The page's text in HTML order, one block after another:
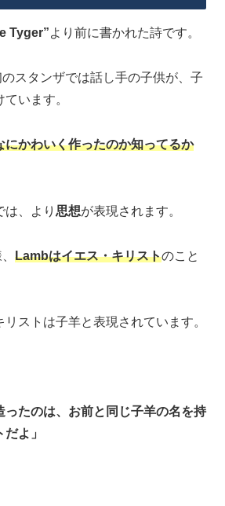
Tyger”より前に書かれた詩です。
スタンザでは話し手の子供が、子
います。
にかわいく作ったのか知ってるか
は、より 思想が表現されます。
Lambはイエス・キリストのこと
ストは子羊と表現されています。
ったのは、お前と同じ子羊の名を持
よ」